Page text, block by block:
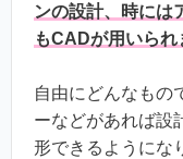
ンの設計、時には
もCADが用いられ
自由にどんなもの
ーなどがあれば設
形できるようにな